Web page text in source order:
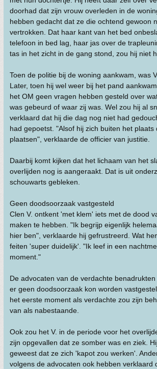
doorhad dat zijn vrouw overleden in de
hebben gedacht dat ze die ochtend gewoon
vertrokken. Dat haar kant van het bed
telefoon in bed lag, haar jas over de
tas in het zicht in de gang stond, zou hij niet
Toen de politie bij de woning aankwam, was
Later, toen hij wel weer bij het pand
het OM geen vragen hebben gesteld over
was gebeurd of waar zij was. Wel zou hij al
verklaard dat hij die dag nog niet had
had gepoetst. "Alsof hij zich buiten het plaats
plaatsen", verklaarde de officier van justitie.
Daarbij komt kijken dat het lichaam van het
overlijden nog is aangeraakt. Dat is uit
schouwarts gebleken.
Geen doodsoorzaak vastgesteld
Clen V. ontkent 'met klem' iets met de dood
maken te hebben. "Ik begrijp eigenlijk
hier ben", verklaarde hij gefrustreerd. Wat
feiten 'super duidelijk'. "Ik leef in een
moment."
De advocaten van de verdachte
er geen doodsoorzaak kon worden
het eerste moment als verdachte zou zijn
van als nabestaande.
Ook zou het V. in de periode voor het
zijn opgevallen dat ze somber was en ziek.
geweest dat ze zich 'kapot zou werken'.
volgens de advocaten ook hebben verklaard